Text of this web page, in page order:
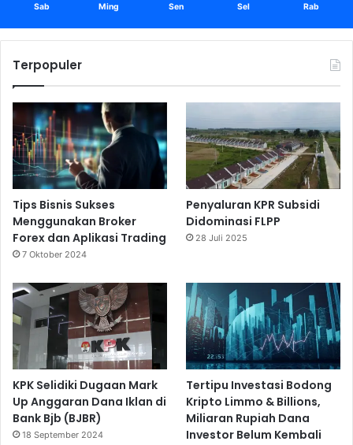
Sab Ming Sen Sel Rab
Terpopuler
Tips Bisnis Sukses
Menggunakan Broker
Forex dan Aplikasi Trading
7 Oktober 2024
Penyaluran KPR Subsidi
Didominasi FLPP
28 Juli 2025
KPK Selidiki Dugaan Mark
Up Anggaran Dana Iklan di
Bank Bjb (BJBR)
18 September 2024
Tertipu Investasi Bodong
Kripto Limmo & Billions,
Miliaran Rupiah Dana
Investor Belum Kembali